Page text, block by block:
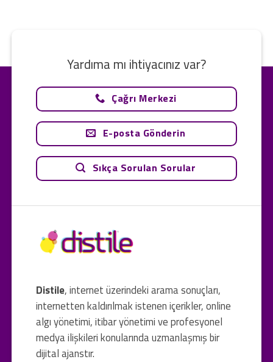
Distile, internet üzerindeki arama sonuçları,
internetten kaldırılmak istenen içerikler, online
algı yönetimi, itibar yönetimi ve profesyonel
medya ilişkileri konularında uzmanlaşmış bir
dijital ajanstır.
Yardıma mı ihtiyacınız var?
Çağrı Merkezi
E-posta Gönderin
Sıkça Sorulan Sorular